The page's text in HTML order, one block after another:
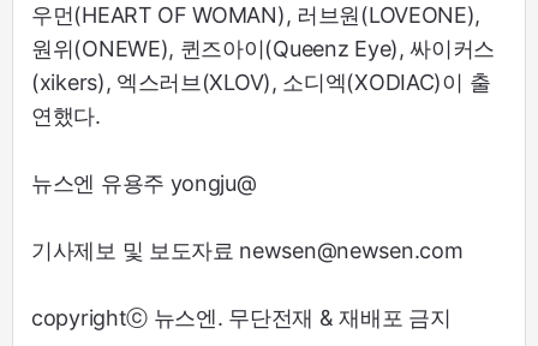
우먼(HEART OF WOMAN), 러브원(LOVEONE),
원위(ONEWE), 퀸즈아이(Queenz Eye), 싸이커스
(xikers), 엑스러브(XLOV), 소디엑(XODIAC)이 출
연했다.
뉴스엔 유용주 yongju@
기사제보 및 보도자료 newsen@newsen.com
copyrightⓒ 뉴스엔. 무단전재 & 재배포 금지